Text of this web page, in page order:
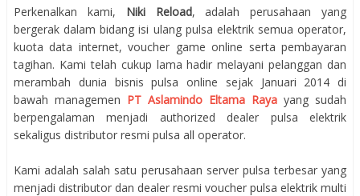
Perkenalkan kami, Niki Reload, adalah perusahaan yang
bergerak dalam bidang isi ulang pulsa elektrik semua operator,
kuota data internet, voucher game online serta pembayaran
tagihan. Kami telah cukup lama hadir melayani pelanggan dan
merambah dunia bisnis pulsa online sejak Januari 2014 di
bawah managemen PT Aslamindo Eltama Raya yang sudah
berpengalaman menjadi authorized dealer pulsa elektrik
sekaligus distributor resmi pulsa all operator.
Kami adalah salah satu perusahaan server pulsa terbesar yang
menjadi distributor dan dealer resmi voucher pulsa elektrik multi